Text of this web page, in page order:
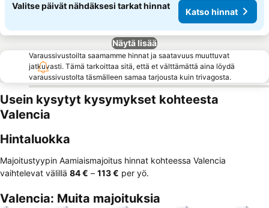
Valitse päivät nähdäksesi tarkat hinnat
Katso hinnat
Näytä lisää
Varaussivustoilta saamamme hinnat ja saatavuus muuttuvat
jatkuvasti. Tämä tarkoittaa sitä, että et välttämättä aina löydä
varaussivustolta täsmälleen samaa tarjousta kuin trivagosta.
Usein kysytyt kysymykset kohteesta
Valencia
Hintaluokka
Majoitustyypin Aamiaismajoitus hinnat kohteessa Valencia
vaihtelevat välillä ‎84 € – ‎113 € per yö.
Valencia: Muita majoituksia